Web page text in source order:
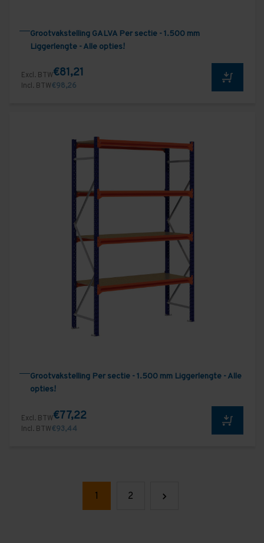
Grootvakstelling GALVA Per sectie - 1.500 mm
Liggerlengte - Alle opties!
Excl. BTW€81,21
Incl. BTW€98,26
Grootvakstelling Per sectie - 1.500 mm Liggerlengte - Alle
opties!
Excl. BTW€77,22
Incl. BTW€93,44
1 2